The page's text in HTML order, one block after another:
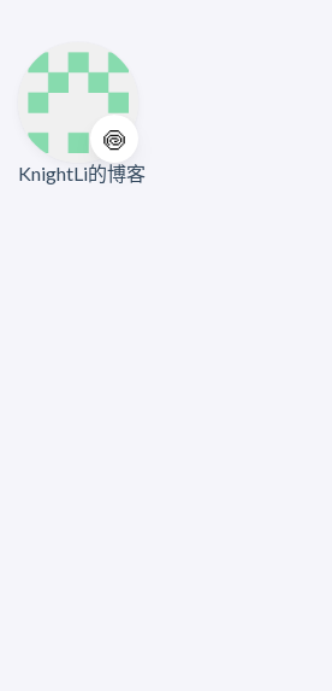
🍥
KnightLi的博客